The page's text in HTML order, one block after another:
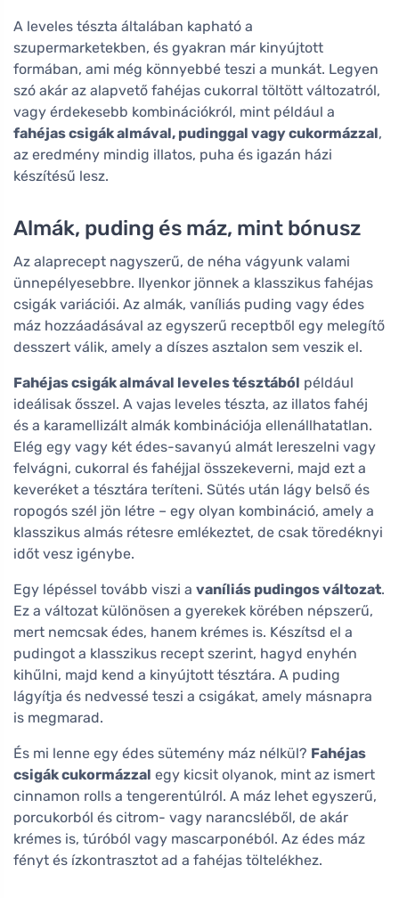
A leveles tészta általában kapható a
szupermarketekben, és gyakran már kinyújtott
formában, ami még könnyebbé teszi a munkát. Legyen
szó akár az alapvető fahéjas cukorral töltött változatról,
vagy érdekesebb kombinációkról, mint például a
fahéjas csigák almával, pudinggal vagy cukormázzal,
az eredmény mindig illatos, puha és igazán házi
készítésű lesz.
Almák, puding és máz, mint bónusz
Az alaprecept nagyszerű, de néha vágyunk valami
ünnepélyesebbre. Ilyenkor jönnek a klasszikus fahéjas
csigák variációi. Az almák, vaníliás puding vagy édes
máz hozzáadásával az egyszerű receptből egy melegítő
desszert válik, amely a díszes asztalon sem veszik el.
Fahéjas csigák almával leveles tésztából például
ideálisak ősszel. A vajas leveles tészta, az illatos fahéj
és a karamellizált almák kombinációja ellenállhatatlan.
Elég egy vagy két édes-savanyú almát lereszelni vagy
felvágni, cukorral és fahéjjal összekeverni, majd ezt a
keveréket a tésztára teríteni. Sütés után lágy belső és
ropogós szél jön létre – egy olyan kombináció, amely a
klasszikus almás rétesre emlékeztet, de csak töredéknyi
időt vesz igénybe.
Egy lépéssel tovább viszi a vaníliás pudingos változat.
Ez a változat különösen a gyerekek körében népszerű,
mert nemcsak édes, hanem krémes is. Készítsd el a
pudingot a klasszikus recept szerint, hagyd enyhén
kihűlni, majd kend a kinyújtott tésztára. A puding
lágyítja és nedvessé teszi a csigákat, amely másnapra
is megmarad.
És mi lenne egy édes sütemény máz nélkül? Fahéjas
csigák cukormázzal egy kicsit olyanok, mint az ismert
cinnamon rolls a tengerentúlról. A máz lehet egyszerű,
porcukorból és citrom- vagy narancsléből, de akár
krémes is, túróból vagy mascarponéból. Az édes máz
fényt és ízkontrasztot ad a fahéjas töltelékhez.